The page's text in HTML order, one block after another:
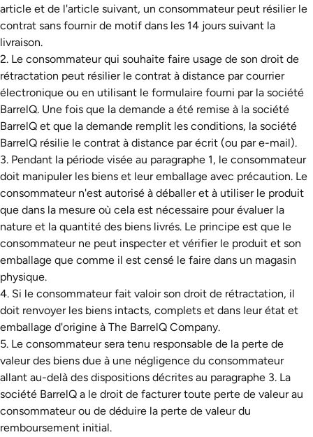
article et de l'article suivant, un consommateur peut résilier le
contrat sans fournir de motif dans les 14 jours suivant la
livraison.
2. Le consommateur qui souhaite faire usage de son droit de
rétractation peut résilier le contrat à distance par courrier
électronique ou en utilisant le formulaire fourni par la société
BarrelQ. Une fois que la demande a été remise à la société
BarrelQ et que la demande remplit les conditions, la société
BarrelQ résilie le contrat à distance par écrit (ou par e-mail).
3. Pendant la période visée au paragraphe 1, le consommateur
doit manipuler les biens et leur emballage avec précaution. Le
consommateur n'est autorisé à déballer et à utiliser le produit
que dans la mesure où cela est nécessaire pour évaluer la
nature et la quantité des biens livrés. Le principe est que le
consommateur ne peut inspecter et vérifier le produit et son
emballage que comme il est censé le faire dans un magasin
physique.
4. Si le consommateur fait valoir son droit de rétractation, il
doit renvoyer les biens intacts, complets et dans leur état et
emballage d'origine à The BarrelQ Company.
5. Le consommateur sera tenu responsable de la perte de
valeur des biens due à une négligence du consommateur
allant au-delà des dispositions décrites au paragraphe 3. La
société BarrelQ a le droit de facturer toute perte de valeur au
consommateur ou de déduire la perte de valeur du
remboursement initial.